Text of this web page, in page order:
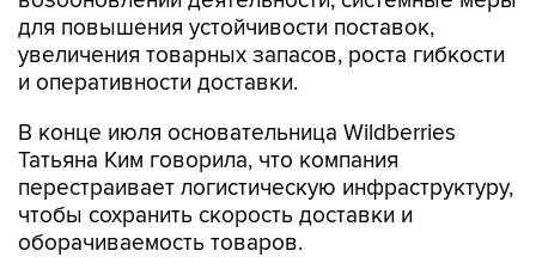
для повышения устойчивости поставок,
увеличения товарных запасов, роста гибкости
и оперативности доставки.
В конце июля основательница Wildberries
Татьяна Ким говорила, что компания
перестраивает логистическую инфраструктуру,
чтобы сохранить скорость доставки и
оборачиваемость товаров.